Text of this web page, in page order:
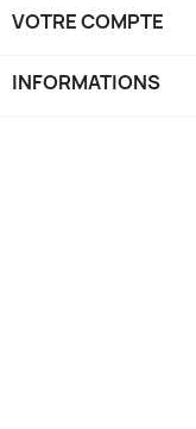
VOTRE COMPTE
INFORMATIONS